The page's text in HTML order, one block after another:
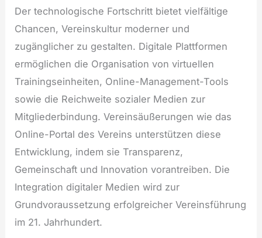
Der technologische Fortschritt bietet vielfältige
Chancen, Vereinskultur moderner und
zugänglicher zu gestalten. Digitale Plattformen
ermöglichen die Organisation von virtuellen
Trainingseinheiten, Online-Management-Tools
sowie die Reichweite sozialer Medien zur
Mitgliederbindung. Vereinsäußerungen wie das
Online-Portal des Vereins unterstützen diese
Entwicklung, indem sie Transparenz,
Gemeinschaft und Innovation vorantreiben. Die
Integration digitaler Medien wird zur
Grundvoraussetzung erfolgreicher Vereinsführung
im 21. Jahrhundert.